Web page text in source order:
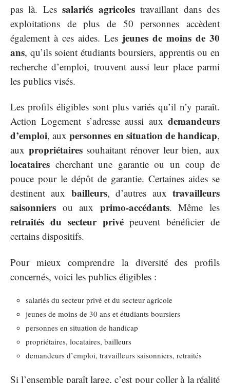
pas là. Lessalariés agricolestravaillant dans des
exploitations de plus de 50 personnes accèdent
également à ces aides. Les jeunes de moins de 30
ans, qu’ils soient étudiants boursiers, apprentis ou en
recherche d’emploi, trouvent aussi leur place parmi
les publics visés.
Les profils éligibles sont plus variés qu’il n’y paraît.
Action Logement s’adresse aussi aux demandeurs
d’emploi, auxpersonnes en situation de handicap,
aux propriétairessouhaitant rénover leur bien, aux
locataires cherchant une garantie ou un coup de
pouce pour le dépôt de garantie. Certaines aides se
destinent aux bailleurs, d’autres auxtravailleurs
saisonniers ou aux primo-accédants. Même les
retraités du secteur privépeuvent bénéficier de
certains dispositifs.
Pour mieux comprendre la diversité des profils
concernés, voici les publics éligibles :
salariés du secteur privé et du secteur agricole
jeunes de moins de 30 ans et étudiants boursiers
personnes en situation de handicap
propriétaires, locataires, bailleurs
demandeurs d’emploi, travailleurs saisonniers, retraités
Si l’ensemble paraît large, c’est pour coller à la réalité